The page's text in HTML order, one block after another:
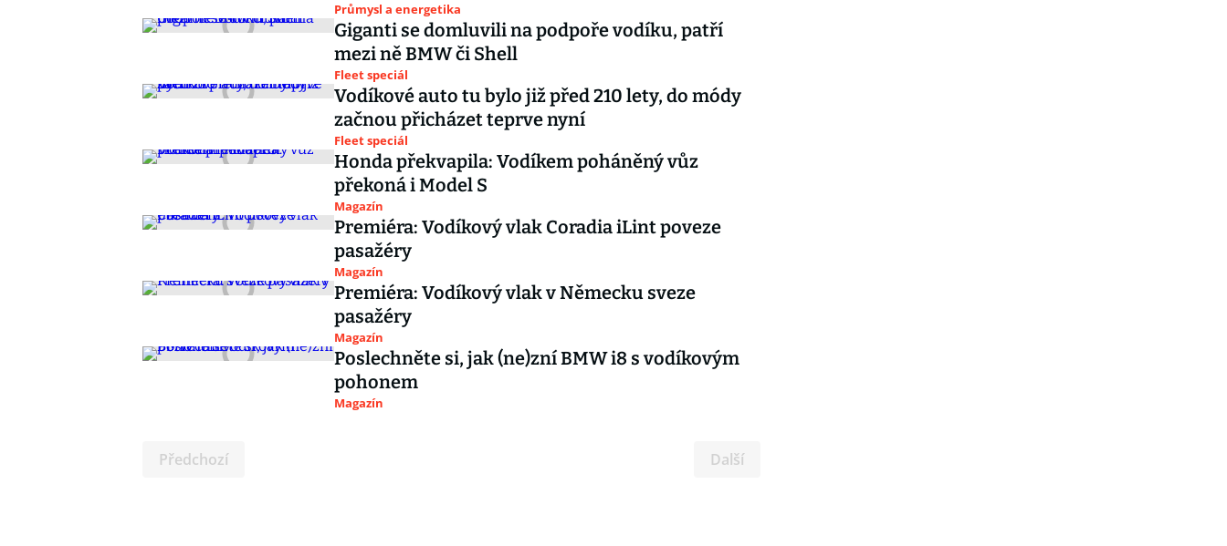
Průmysl a energetika
Giganti se domluvili na podpoře vodíku, patří
mezi ně BMW či Shell
Fleet speciál
Vodíkové auto tu bylo již před 210 lety, do módy
začnou přicházet teprve nyní
Fleet speciál
Honda překvapila: Vodíkem poháněný vůz
překoná i Model S
Magazín
Premiéra: Vodíkový vlak Coradia iLint poveze
pasažéry
Magazín
Premiéra: Vodíkový vlak v Německu sveze
pasažéry
Magazín
Poslechněte si, jak (ne)zní BMW i8 s vodíkovým
pohonem
Magazín
Předchozí Další